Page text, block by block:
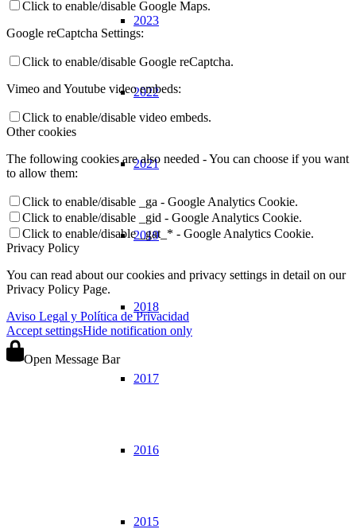
2023
2022
2021
2019
2018
2017
2016
2015
Click to enable/disable Google Maps.
Google reCaptcha Settings:
Click to enable/disable Google reCaptcha.
Vimeo and Youtube video embeds:
Click to enable/disable video embeds.
Other cookies
The following cookies are also needed - You can choose if you want
to allow them:
Click to enable/disable _ga - Google Analytics Cookie.
Click to enable/disable _gid - Google Analytics Cookie.
Click to enable/disable _gat_* - Google Analytics Cookie.
Privacy Policy
You can read about our cookies and privacy settings in detail on our
Privacy Policy Page.
Aviso Legal y Política de Privacidad
Accept settingsHide notification only
Open Message Bar